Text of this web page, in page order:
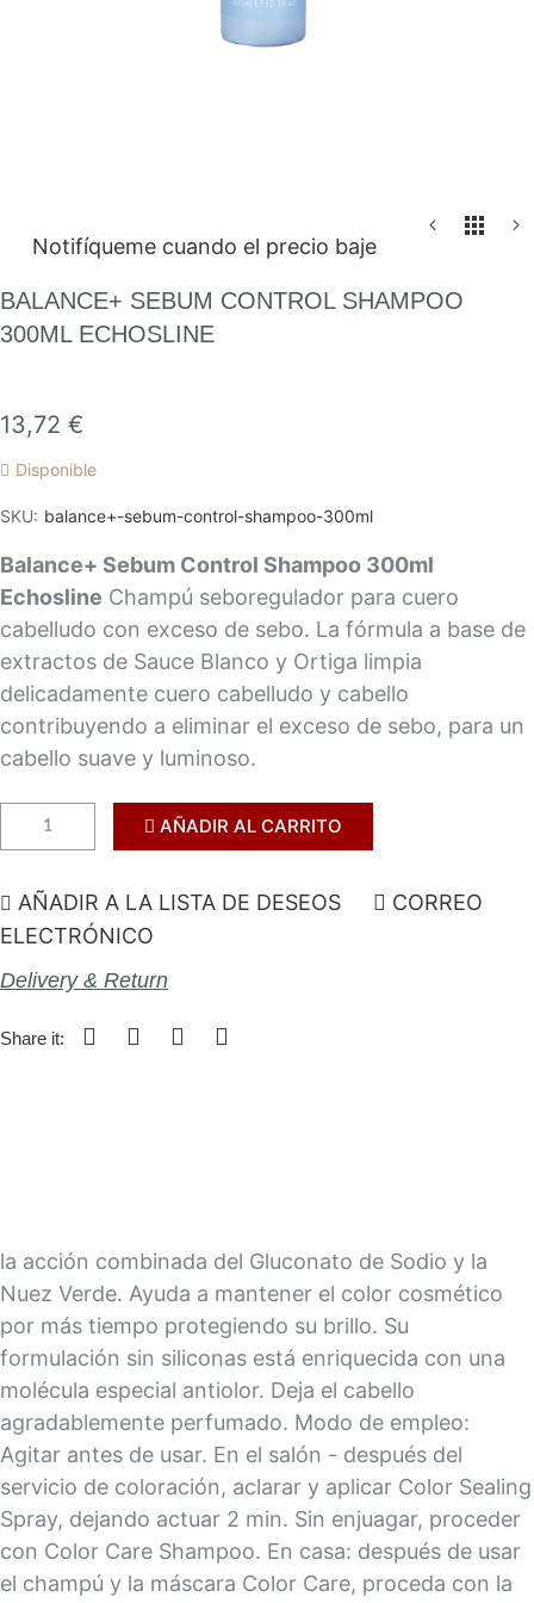
comienzo
de
Notifíqueme cuando el precio baje
BALANCE+ SEBUM CONTROL SHAMPOO
300ML ECHOSLINE
13,72 €
Disponible
SKU balance+-sebum-control-shampoo-300ml
Balance+ Sebum Control Shampoo 300ml
Echosline Champú seboregulador para cuero
cabelludo con exceso de sebo. La fórmula a base de
extractos de Sauce Blanco y Ortiga limpia
delicadamente cuero cabelludo y cabello
contribuyendo a eliminar el exceso de sebo, para un
cabello suave y luminoso.
AÑADIR AL CARRITO
AÑADIR A LA LISTA DE DESEOS
CORREO
ELECTRÓNICO
Delivery & Return
Share it:
la acción combinada del Gluconato de Sodio y la
Nuez Verde. Ayuda a mantener el color cosmético
por más tiempo protegiendo su brillo. Su
formulación sin siliconas está enriquecida con una
molécula especial antiolor. Deja el cabello
agradablemente perfumado. Modo de empleo:
Agitar antes de usar. En el salón - después del
servicio de coloración, aclarar y aplicar Color Sealing
Spray, dejando actuar 2 min. Sin enjuagar, proceder
con Color Care Shampoo. En casa: después de usar
el champú y la máscara Color Care, proceda con la